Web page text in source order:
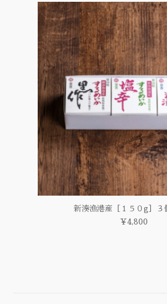
新湊漁港産［１５０g］３
¥4,800